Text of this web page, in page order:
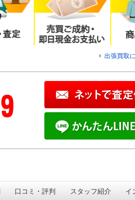
出張買取
口コミ・評判 スタッフ紹介 イ